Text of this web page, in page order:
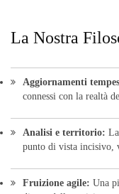
La Nostra
Aggiornamenti
connessi con la realtà
Analisi e territorio:
punto di vista incisivo,
Fruizione agile: Una